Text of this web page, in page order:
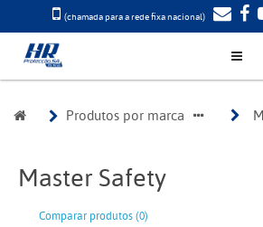
(chamada para a rede fixa nacional)
Produtos por marca
Master Safety
Comparar produtos (0)